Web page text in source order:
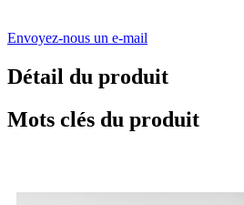
Envoyez-nous un e-mail
Détail du produit
Mots clés du produit